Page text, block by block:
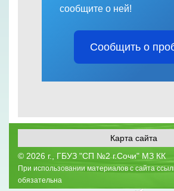
сообщите о ней!
Сообщить о
Карта сайта
© 2026 г., ГБУЗ "СП №2 г.Сочи" МЗ КК
При использовании материалов с сайта
обязательна